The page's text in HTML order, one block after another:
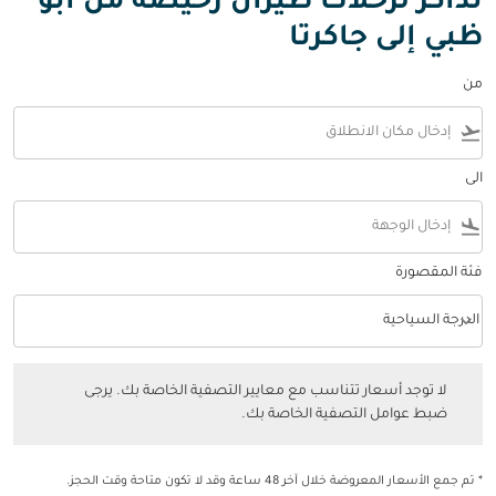
ظبي إلى جاكرتا
من
flight_takeoff
الى
flight_land
فئة المقصورة
فئة المقصورة option الدرجة السياحية Selected
الدرجة السياحية
keyboard_arrow_down
لا توجد أسعار تتناسب مع معايير التصفية الخاصة بك. يرجى
ضبط عوامل التصفية الخاصة بك.
* تم جمع الأسعار المعروضة خلال آخر 48 ساعة وقد لا تكون متاحة وقت الحجز.